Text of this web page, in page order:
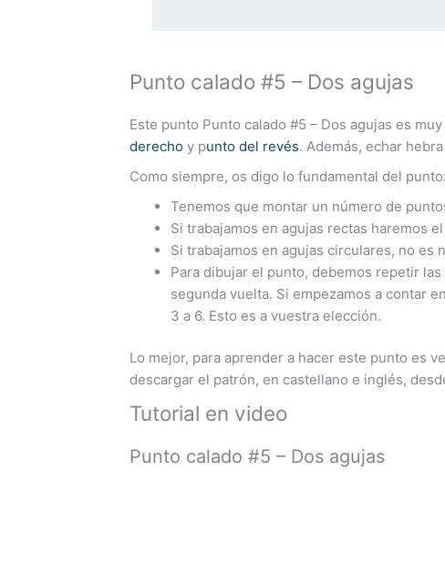
Punto calado #5 – Dos agujas
Este punto Punto calado #5 – Dos agujas es
derecho y punto del revés. Además, echar
Como siempre, os digo lo fundamental del punto:
Tenemos que montar un número de
Si trabajamos en agujas rectas haremos
Si trabajamos en agujas circulares, no es
Para dibujar el punto, debemos repetir
segunda vuelta. Si empezamos a contar
3 a 6. Esto es a vuestra elección.
Lo mejor, para aprender a hacer este punto es
descargar el patrón, en castellano e inglés,
Tutorial en video
Punto calado #5 – Dos agujas